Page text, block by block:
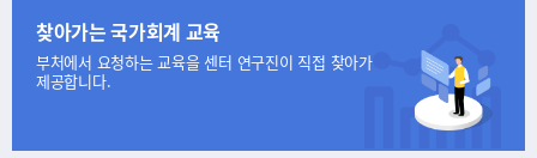
찾아가는 국가회계 교육
부처에서 요청하는 교육을 센터 연구진이 직접 찾아가
제공합니다.